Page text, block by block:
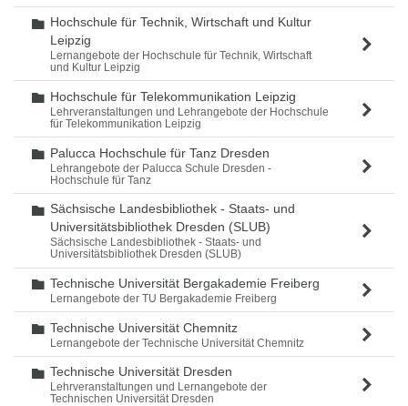
Ordner
Hochschule für Technik, Wirtschaft und Kultur
Leipzig
Lernangebote der Hochschule für Technik, Wirtschaft
und Kultur Leipzig
Ordner
Hochschule für Telekommunikation Leipzig
Lehrveranstaltungen und Lehrangebote der Hochschule
für Telekommunikation Leipzig
Ordner
Palucca Hochschule für Tanz Dresden
Lehrangebote der Palucca Schule Dresden -
Hochschule für Tanz
Ordner
Sächsische Landesbibliothek - Staats- und
Universitätsbibliothek Dresden (SLUB)
Sächsische Landesbibliothek - Staats- und
Universitätsbibliothek Dresden (SLUB)
Ordner
Technische Universität Bergakademie Freiberg
Lernangebote der TU Bergakademie Freiberg
Ordner
Technische Universität Chemnitz
Lernangebote der Technische Universität Chemnitz
Ordner
Technische Universität Dresden
Lehrveranstaltungen und Lernangebote der
Technischen Universität Dresden